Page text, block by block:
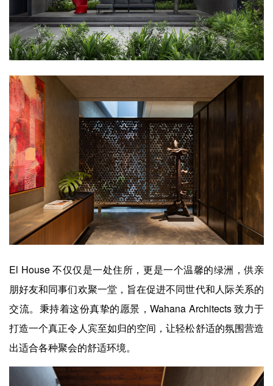
El House 不仅仅是一处住所，更是一个温馨的绿洲，供亲
朋好友和同事们欢聚一堂，旨在促进不同世代和人际关系的
交流。秉持着这份真挚的愿景，Wahana Architects 致力于
打造一个真正令人宾至如归的空间，让轻松舒适的氛围营造
出适合各种聚会的舒适环境。